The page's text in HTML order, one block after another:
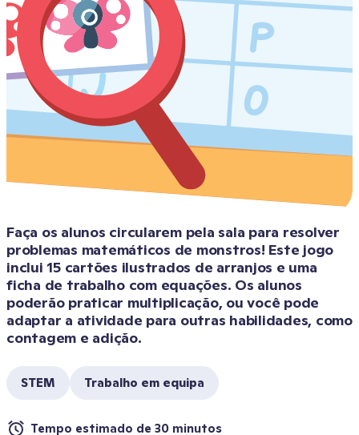
Faça os alunos circularem pela sala para resolver
problemas matemáticos de monstros! Este jogo
inclui 15 cartões ilustrados de arranjos e uma
ficha de trabalho com equações. Os alunos
poderão praticar multiplicação, ou você pode
adaptar a atividade para outras habilidades, como
contagem e adição.
STEM Trabalho em equipa
Tempo estimado de 30 minutos